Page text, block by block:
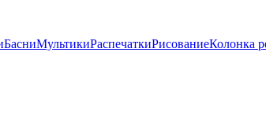
БасниМультикиРаспечаткиРисованиеКолонка